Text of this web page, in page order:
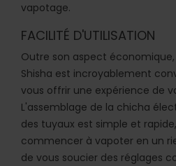
vapotage.
FACILITÉ D'UTILISATION
Outre son aspect
Shisha est incroyablement
vous offrir une expérience de
L'assemblage de la chicha
des tuyaux est simple et
commencer à vapoter en un
de vous soucier des réglages